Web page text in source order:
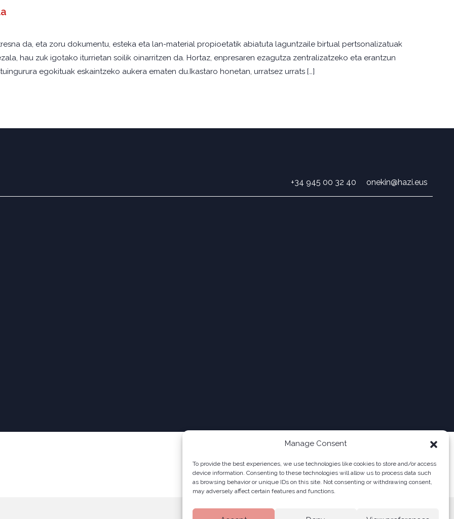
Manage Consent
To provide the best experiences, we use technologies like cookies to store and/or access
device information. Consenting to these technologies will allow us to process data such
as browsing behavior or unique IDs on this site. Not consenting or withdrawing consent,
may adversely affect certain features and functions.
da, eta zoru dokumentu, esteka eta lan-material propioetatik abiatuta laguntzaile birtual pertsonalizatuak
hau zuk igotako iturrietan soilik oinarritzen da. Hortaz, enpresaren ezagutza zentralizatzeko eta erantzun
egokituak eskaintzeko aukera ematen du.Ikastaro honetan, urratsez urrats […]
+34 945 00 32 40 onekin@hazi.eus